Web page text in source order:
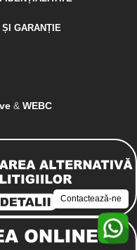
GARANȚIE
& WEBC
Contactează-ne